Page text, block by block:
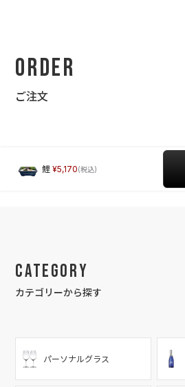
Order
ご注文
鯉 5,170
Category
カテゴリーから探す
パーソナルグラス